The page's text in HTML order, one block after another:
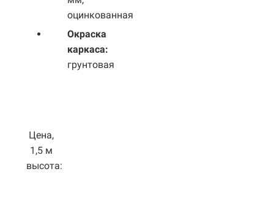
оцинкованная
Окраска
каркаса:
грунтовая
Цена,
1,5 м
высота: